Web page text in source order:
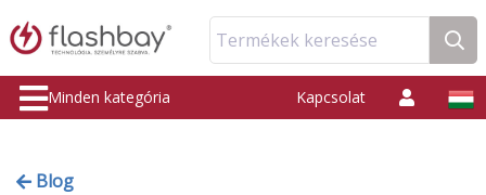
Termékek keresése
Minden kategória Kapcsolat
Blog